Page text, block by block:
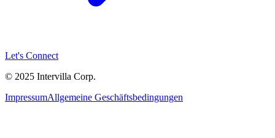
Let's Connect
© 2025 Intervilla Corp.
ImpressumAllgemeine Geschäftsbedingungen